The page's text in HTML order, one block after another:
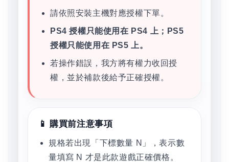
請依照安裝主機對應授權下單。
PS4 授權只能使用在 PS4 上；PS5
授權只能使用在 PS5 上。
若操作錯誤，我方將有權力收回授
權，並於補款後給予正確授權。
📱 購買前注意事項
規格若出現「下標數量 N」，表示數
量填寫 N 才是此款遊戲正確價格。